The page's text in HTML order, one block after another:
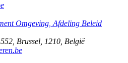
Omgeving, Afdeling Beleid
Brussel 1210 België